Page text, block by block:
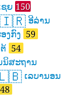
ຊຍ 150
🇮🇷 ອີລ່ານ
ງກົງ 59
54
ນິສະຖານ
ເລບານອນ
48